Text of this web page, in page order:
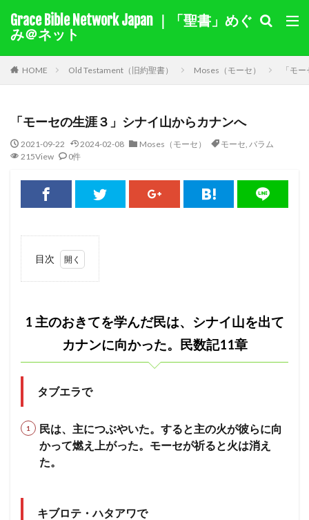
Grace Bible Network Japan ｜「聖書」めぐ
み＠ネット
HOME Old Testament（旧約聖書） Moses（モーセ） 「モ
「モーセの生涯３」シナイ山からカナンへ
2021-09-22 2024-02-08 Moses（モーセ） モーセ, バラム
215View
0件
目次
きて
を学
は、
イ山
ナン
に向
かっ
た。
章
1 主のおきてを学んだ民は、シナイ山を出て
カナンに向かった。民数記11章
タブエラで
民は、主につぶやいた。すると主の火が彼らに向
かって燃え上がった。 モーセが祈ると火は消え
た。
キブロテ・ハタアワで
１サムエル記 １列王記
キーワード検索結果
モーセ
偽り
イザベル 悔い改め ホセア
アベル
国家
ヘロデ
ナボテ
神の愛
アハブの子アハズヤ
長老
ヨシャパテ 信仰 滅亡
箱舟
賛美 一致 富
ぶどうの木
クリスチャン
第１回伝道旅行 証明
慰め
さばき
福音
律法 示す 恵み
メルキゼデク
選び
ユダ 天地創造 聖化
バラム
油注ぎ
救い
ヨアシュ ヒゼキヤ